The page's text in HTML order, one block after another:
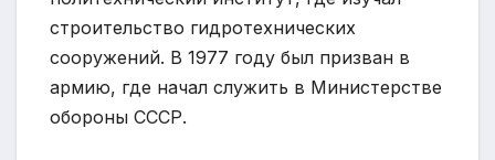
строительство гидротехнических
сооружений. В 1977 году был призван в
армию, где начал служить в Министерстве
обороны СССР.